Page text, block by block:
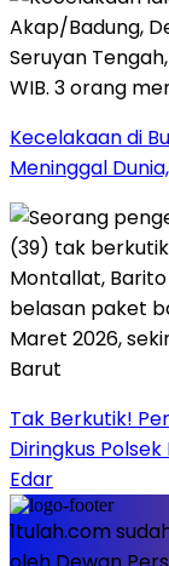
Kecelakaan di
Meninggal
Tak Berkutik!
Diringkus
Edar
1tulah.com